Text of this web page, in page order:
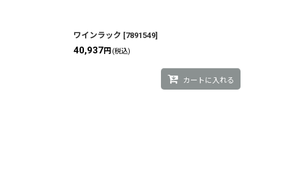
ワインラック [7891549]
40,937円 (税込)
カートに入れる